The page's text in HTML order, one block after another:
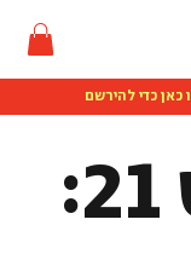
כאן כדי להירשם
פרק בונוס 21: